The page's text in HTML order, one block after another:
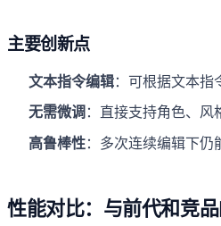
主要创新点
文本指令编辑：可根据文本指
无需微调 ：直接支持角色、风
高鲁棒性：多次连续编辑下仍
性能对比：与前代和竞